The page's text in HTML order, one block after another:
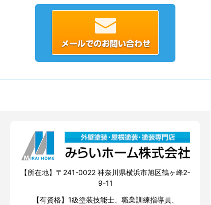
【所在地】〒241-0022 神奈川県横浜市旭区鶴ヶ峰2-
9-11
【有資格】1級塗装技能士、職業訓練指導員、